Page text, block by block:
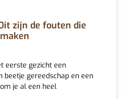
zijn de fouten die
eerste gezicht een
beetje gereedschap en een
je al een heel